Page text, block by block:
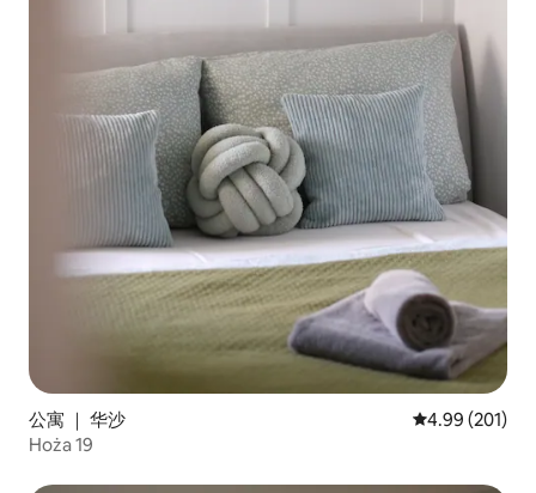
公寓 ｜ 华沙 平均评分 4.99
4.99 (201)
Hoża 19